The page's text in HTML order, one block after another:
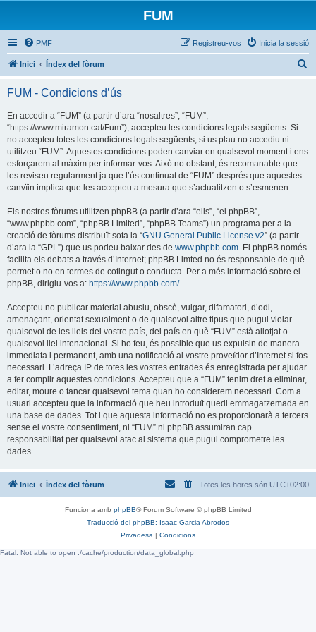
FUM
PMF Inicia la sessió
Registreu-vos
Inici Índex del fòrum
FUM - Condicions d’ús
En accedir a “FUM” (a partir d’ara “nosaltres”, “FUM”,
“https://www.miramon.cat/Fum”), accepteu les condicions legals següents. Si
no accepteu totes les condicions legals següents, si us plau no accediu ni
utilitzeu “FUM”. Aquestes condicions poden canviar en qualsevol moment i ens
esforçarem al màxim per informar-vos. Això no obstant, és recomanable que
les reviseu regularment ja que l’ús continuat de “FUM” després que aquestes
canvïin implica que les accepteu a mesura que s’actualitzen o s’esmenen.
Els nostres fòrums utilitzen phpBB (a partir d’ara “ells”, “el phpBB”,
“www.phpbb.com”, “phpBB Limited”, “phpBB Teams”) un programa per a la
creació de fòrums distribuït sota la “GNU General Public License v2” (a partir
d’ara la “GPL”) que us podeu baixar des de www.phpbb.com. El phpBB només
facilita els debats a través d’Internet; phpBB Limted no és responsable de què
permet o no en termes de cotingut o conducta. Per a més informació sobre el
phpBB, dirigiu-vos a: https://www.phpbb.com/.
Accepteu no publicar material abusiu, obscè, vulgar, difamatori, d’odi,
amenaçant, orientat sexualment o de qualsevol altre tipus que pugui violar
qualsevol de les lleis del vostre país, del país en què “FUM” està allotjat o
qualsevol llei intenacional. Si ho feu, és possible que us expulsin de manera
immediata i permanent, amb una notificació al vostre proveïdor d’Internet si fos
necessari. L’adreça IP de totes les vostres entrades és enregistrada per ajudar
a fer complir aquestes condicions. Accepteu que a “FUM” tenim dret a eliminar,
editar, moure o tancar qualsevol tema quan ho considerem necessari. Com a
usuari accepteu que la informació que heu introduït quedi emmagatzemada en
una base de dades. Tot i que aquesta informació no es proporcionarà a tercers
sense el vostre consentiment, ni “FUM” ni phpBB assumiran cap
responsabilitat per qualsevol atac al sistema que pugui comprometre les
dades.
Inici Índex del fòrum Totes les hores són UTC+02:00
Funciona amb phpBB® Forum Software © phpBB Limited
Traducció del phpBB: Isaac Garcia Abrodos
Privadesa | Condicions
Fatal: Not able to open ./cache/production/data_global.php